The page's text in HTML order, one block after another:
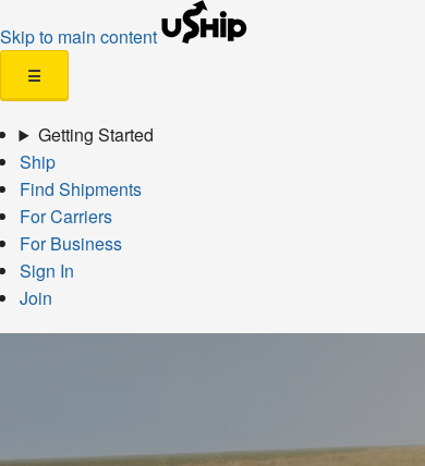
Skip to main content
☰
Getting Started
Ship
Find Shipments
For Carriers
For Business
Sign In
Join